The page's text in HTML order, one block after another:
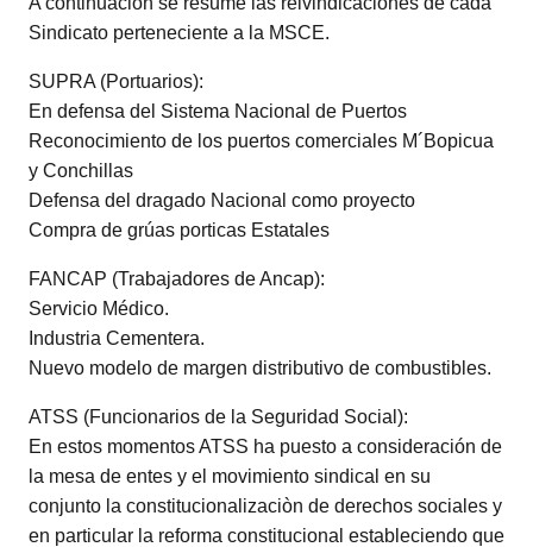
Sindicato perteneciente a la MSCE.
SUPRA (Portuarios):
En defensa del Sistema Nacional de Puertos
Reconocimiento de los puertos comerciales M´Bopicua
y Conchillas
Defensa del dragado Nacional como proyecto
Compra de grúas porticas Estatales
FANCAP (Trabajadores de Ancap):
Servicio Médico.
Industria Cementera.
Nuevo modelo de margen distributivo de combustibles.
ATSS (Funcionarios de la Seguridad Social):
En estos momentos ATSS ha puesto a consideración de
la mesa de entes y el movimiento sindical en su
conjunto la constitucionalizaciòn de derechos sociales y
en particular la reforma constitucional estableciendo que